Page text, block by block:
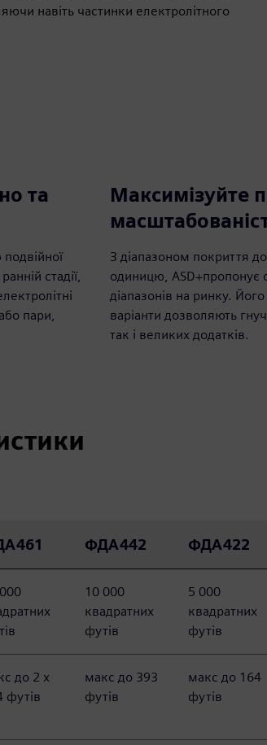
навіть частинки електролітного
та
стадії,
пари,
Максимізуйте
З діапазоном покриття
одиницю, ASD+пропонує
діапазонів на ринку.
варіанти дозволяють
так і великих додатків.
ФДА442 ФДА422
10 000
квадратних
футів
5 000
квадратних
футів
до 2 х
футів
макс до 393
футів
макс до 164
футів